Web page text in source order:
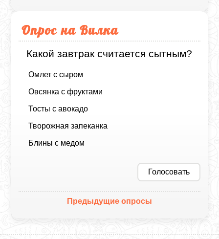
Опрос на Вилка
Какой завтрак считается сытным?
Омлет с сыром
Овсянка с фруктами
Тосты с авокадо
Творожная запеканка
Блины с медом
Голосовать
Предыдущие опросы